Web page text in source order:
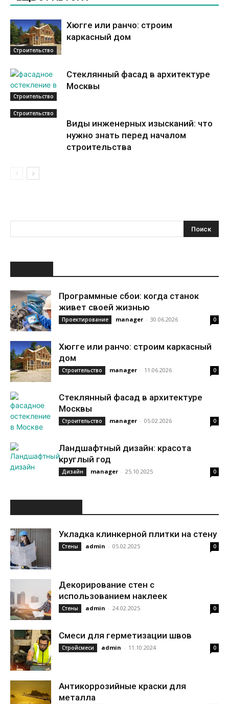
Строительство
Хюгге или ранчо: строим
каркасный дом
Строительство
Стеклянный фасад в архитектуре
Москвы
Строительство
Виды инженерных изысканий: что
нужно знать перед началом
строительства
Программные сбои: когда станок
живет своей жизнью
Проектирование manager - 30.06.2026 0
Хюгге или ранчо: строим каркасный
дом
Строительство manager - 11.06.2026 0
Стеклянный фасад в архитектуре
Москвы
Строительство manager - 05.02.2026 0
Ландшафтный дизайн: красота
круглый год
Дизайн manager - 25.10.2025 0
Укладка клинкерной плитки на стену
Стены admin - 05.02.2025 0
Декорирование стен с
использованием наклеек
Стены admin - 24.02.2025 0
Смеси для герметизации швов
Стройсмеси admin - 11.10.2024 0
Антикоррозийные краски для
металла